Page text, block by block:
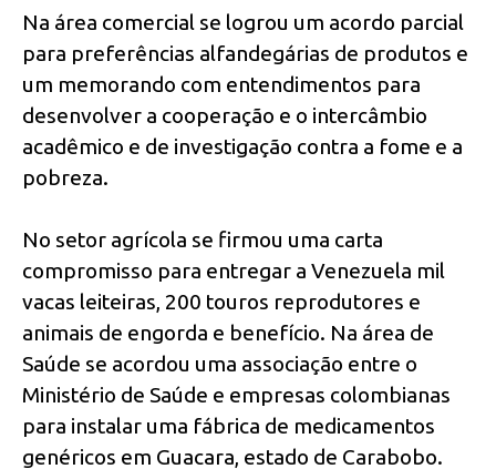
Na área comercial se logrou um acordo parcial
para preferências alfandegárias de produtos e
um memorando com entendimentos para
desenvolver a cooperação e o intercâmbio
acadêmico e de investigação contra a fome e a
pobreza.
No setor agrícola se firmou uma carta
compromisso para entregar a Venezuela mil
vacas leiteiras, 200 touros reprodutores e
animais de engorda e benefício. Na área de
Saúde se acordou uma associação entre o
Ministério de Saúde e empresas colombianas
para instalar uma fábrica de medicamentos
genéricos em Guacara, estado de Carabobo.